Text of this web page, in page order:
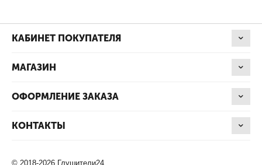
КАБИНЕТ ПОКУПАТЕЛЯ
МАГАЗИН
ОФОРМЛЕНИЕ ЗАКАЗА
КОНТАКТЫ
© 2018-2026 Глушители24.